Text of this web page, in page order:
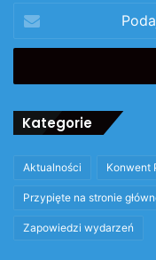
swój
adres
Kategorie
Aktualności Konwent
Przypięte na stronie
Zapowiedzi wydarzeń